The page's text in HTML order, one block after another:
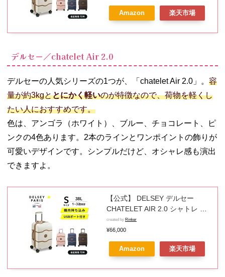
セキュリテックZIP TSAロック
国際保証付 delsey paris デルセ
Amazon 楽天市場
デルセー／chatelet Air 2.0
デルセーの人気シリーズの1つが、「chatelet Air 2.0」。 容
量が約3kgととにかく軽いのが特徴なので、荷物を軽くし
たい人におすすめです。
色は、アンゴラ（ホワイト）、ブルー、チョコレート、ピ
ンクの4色あります。2本のラインとワンポイントの飾りが
可愛いデザインです。シンプルだけど、オシャレ感も演出
できますよ。
【公式】 DELSEY デルセー
CHATELET AIR 2.0 シャトレ エ
アー スーツケース 機内持ち込み
小型 sサイズ キャリーケース リ
レー機能 セキュリテックZIP マ
ット加工 38L 超軽量 人気 かわい
created by Rinker
¥66,000
Amazon 楽天市場